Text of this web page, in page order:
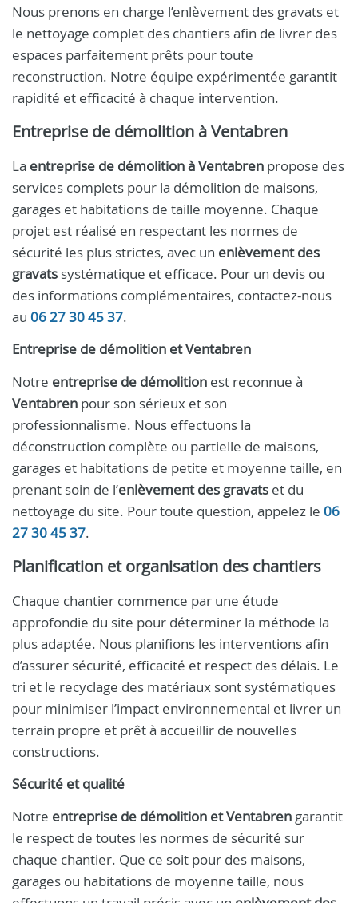
Nous prenons en charge l’enlèvement des gravats et
le nettoyage complet des chantiers afin de livrer des
espaces parfaitement prêts pour toute
reconstruction. Notre équipe expérimentée garantit
rapidité et efficacité à chaque intervention.
Entreprise de démolition à Ventabren
La entreprise de démolition à Ventabren propose des
services complets pour la démolition de maisons,
garages et habitations de taille moyenne. Chaque
projet est réalisé en respectant les normes de
sécurité les plus strictes, avec un enlèvement des
gravats systématique et efficace. Pour un devis ou
des informations complémentaires, contactez-nous
au 06 27 30 45 37.
Entreprise de démolition et Ventabren
Notre entreprise de démolition est reconnue à
Ventabren pour son sérieux et son
professionnalisme. Nous effectuons la
déconstruction complète ou partielle de maisons,
garages et habitations de petite et moyenne taille, en
prenant soin de l’enlèvement des gravats et du
nettoyage du site. Pour toute question, appelez le 06
27 30 45 37.
Planification et organisation des chantiers
Chaque chantier commence par une étude
approfondie du site pour déterminer la méthode la
plus adaptée. Nous planifions les interventions afin
d’assurer sécurité, efficacité et respect des délais. Le
tri et le recyclage des matériaux sont systématiques
pour minimiser l’impact environnemental et livrer un
terrain propre et prêt à accueillir de nouvelles
constructions.
Sécurité et qualité
Notre entreprise de démolition et Ventabren garantit
le respect de toutes les normes de sécurité sur
chaque chantier. Que ce soit pour des maisons,
garages ou habitations de moyenne taille, nous